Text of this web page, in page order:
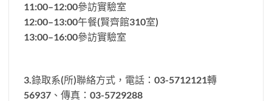
11:00–12:00參訪實驗室
12:00–13:00午餐(賢齊館310室)
13:00–16:00參訪實驗室
3.錄取系(所)聯絡方式，電話：03-5712121轉
56937、傳真：03-5729288